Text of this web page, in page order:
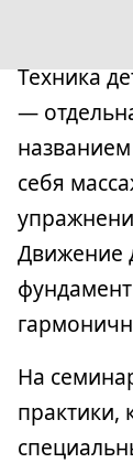
Техника
—
себя
Движение
На
практики,